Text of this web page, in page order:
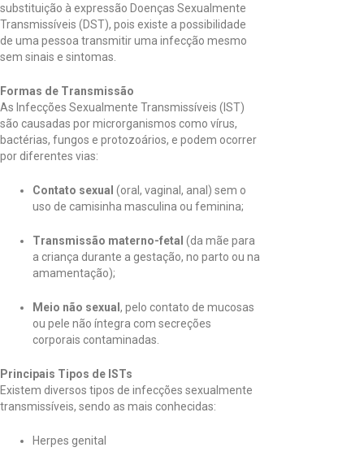
substituição à expressão Doenças Sexualmente
Transmissíveis (DST), pois existe a possibilidade
de uma pessoa transmitir uma infecção mesmo
sem sinais e sintomas.
Formas de Transmissão
As Infecções Sexualmente Transmissíveis (IST)
são causadas por microrganismos como vírus,
bactérias, fungos e protozoários, e podem ocorrer
por diferentes vias:
Contato sexual (oral, vaginal, anal) sem o
uso de camisinha masculina ou feminina;
Transmissão materno-fetal (da mãe para
a criança durante a gestação, no parto ou na
amamentação);
Meio não sexual , pelo contato de mucosas
ou pele não íntegra com secreções
corporais contaminadas.
Principais Tipos de ISTs
Existem diversos tipos de infecções sexualmente
transmissíveis, sendo as mais conhecidas:
Herpes genital